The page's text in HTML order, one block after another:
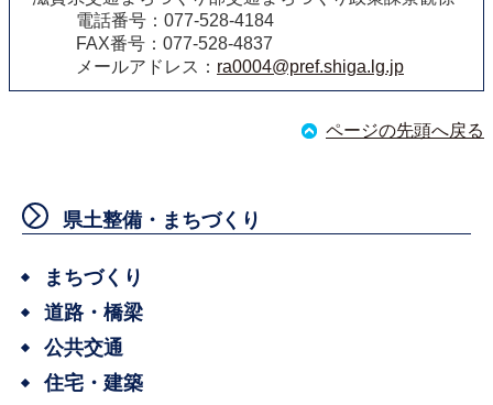
電話番号：077-528-4184
FAX番号：077-528-4837
メールアドレス： ra0004@pref.shiga.lg.jp
ページの先頭へ戻る
県土整備・まちづくり
まちづくり
道路・橋梁
公共交通
住宅・建築